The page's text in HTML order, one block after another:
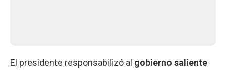
El presidente responsabilizó al gobierno saliente